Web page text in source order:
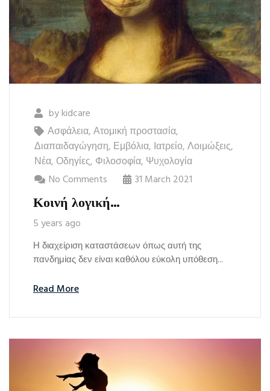
bykidcare
Ασφάλεια,Ατομική προστασία,
Διαπαιδαγώγηση, Εμβόλια, Ιατρείο,Λοιμώξεις,
Νέα, Οδηγίες, Φιλοσοφία, Ψυχολογία
No Comments
31 March 2021
Κοινή λογική…
5 years ago
Η διαχείριση καταστάσεων όπως αυτή της
πανδημίας δεν είναι καθόλου εύκολη υπόθεση...
Read More